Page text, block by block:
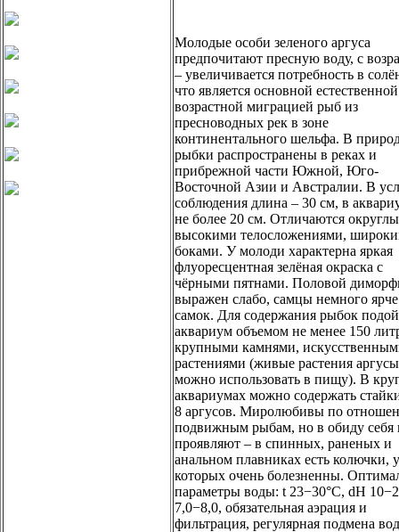
Молодые особи зеленого аргуса
предпочитают пресную воду, с
– увеличивается потребность в
что является основной естественной
возрастной миграцией рыб из
пресноводных рек в зоне
континентального шельфа. В
рыбки распространены в реках и
прибрежной части Южной, Юго-
Восточной Азии и Австралии. В
соблюдения длина – 30 см, в
не более 20 см. Отличаются
высокими телосложениями,
боками. У молоди характерна яркая
флуоресцентная зелёная окраска с
чёрными пятнами. Половой
выражен слабо, самцы немного ярче
самок. Для содержания рыбок
аквариум объемом не менее 150
крупными камнями,
растениями (живые растения аргусы
можно использовать в пищу). В
аквариумах можно содержать
8 аргусов. Миролюбивы по
подвижным рыбам, но в обиду себя
проявляют – в спинных, раненых и
анальном плавниках есть колючки,
которых очень болезненны.
параметры воды: t 23−30°С, dH
7,0−8,0, обязательная аэрация и
фильтрация, регулярная подмена